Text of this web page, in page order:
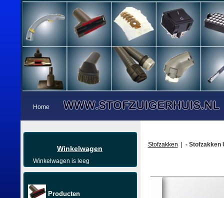
Home
Winkelwagen
Winkelwagen is leeg
Producten
Stofzakken - Stofzakken